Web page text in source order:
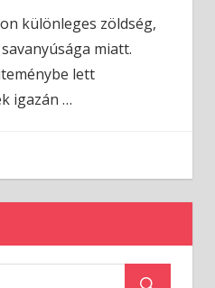
különleges zöldség,
miatt.
lett
igazán …